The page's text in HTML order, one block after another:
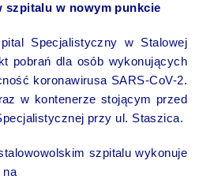
szpitalu w nowym punkcie
Specjalistyczny w Stalowej
pobrań dla osób wykonujących
koronawirusa SARS-CoV-2.
w kontenerze stojącym przed
przy ul. Staszica.
szpitalu wykonuje
na